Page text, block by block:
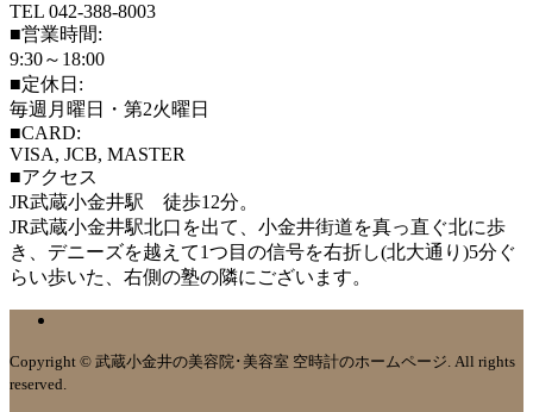
TEL 042-388-8003
■営業時間:
9:30～18:00
■定休日:
毎週月曜日・第2火曜日
■CARD:
VISA, JCB, MASTER
■アクセス
JR武蔵小金井駅 徒歩12分。
JR武蔵小金井駅北口を出て、小金井街道を真っ直ぐ北に歩
き、デニーズを越えて1つ目の信号を右折し(北大通り)5分ぐ
らい歩いた、右側の塾の隣にございます。
Copyright © 武蔵小金井の美容院･美容室 空時計のホームページ. All rights
reserved.